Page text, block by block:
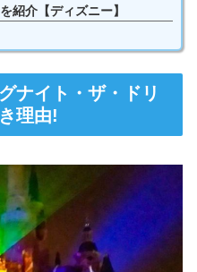
紹介【ディズニー】
ナイト・ザ・ドリ
理由!